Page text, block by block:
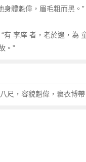
身體魁偉，眉毛粗而黑。”
有 李庠 者，老於邊，為
。”
尺，容貌魁偉，褒衣博